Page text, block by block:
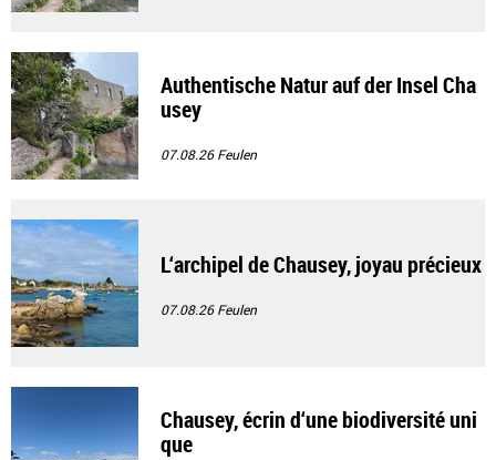
Authentische Natur auf der Insel Cha
usey
07.08.26Feulen
L‘archipel de Chausey, joyau précieux
07.08.26Feulen
Chausey, écrin d‘une biodiversité uni
que